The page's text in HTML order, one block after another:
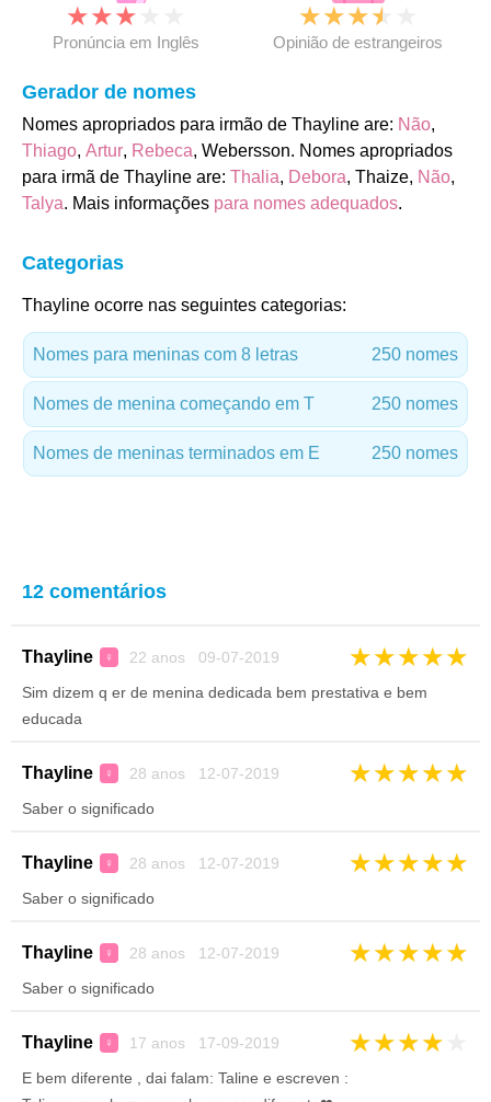
★★★
Pronúncia em Inglês
★★★★
Opinião de estrangeiros
Gerador de nomes
Nomes apropriados para irmão de Thayline are: Não,
Thiago, Artur, Rebeca, Webersson. Nomes apropriados
para irmã de Thayline are: Thalia, Debora, Thaize, Não,
Talya. Mais informações para nomes adequados.
Categorias
Thayline ocorre nas seguintes categorias:
Nomes para meninas com 8 letras 250 nomes
Nomes de menina começando em T 250 nomes
Nomes de meninas terminados em E 250 nomes
12 comentários
Thayline ♀ 22 anos 09-07-2019 ★★★★★
Sim dizem q er de menina dedicada bem prestativa e bem
educada
Thayline ♀ 28 anos 12-07-2019 ★★★★★
Saber o significado
Thayline ♀ 28 anos 12-07-2019 ★★★★★
Saber o significado
Thayline ♀ 28 anos 12-07-2019 ★★★★★
Saber o significado
Thayline ♀ 17 anos 17-09-2019 ★★★★
E bem diferente , dai falam: Taline e escreven :